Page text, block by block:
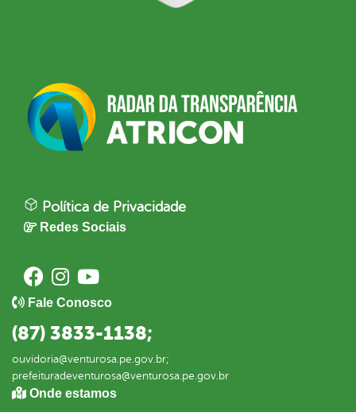
Política de Privacidade
Redes Sociais
Fale Conosco
(87) 3833-1138;
ouvidoria@venturosa.pe.gov.br;
prefeituradeventurosa@venturosa.pe.gov.br
Onde estamos